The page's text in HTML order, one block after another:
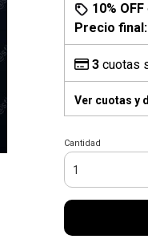
10% OFF
Precio final:
3cuotas
Ver cuotas y
Cantidad